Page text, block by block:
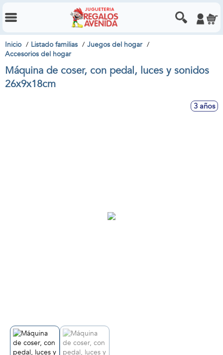
Inicio Listado familias
Juegos del hogar
Accesorios del hogar
Máquina de coser, con pedal, luces y sonidos
26x9x18cm
3 años